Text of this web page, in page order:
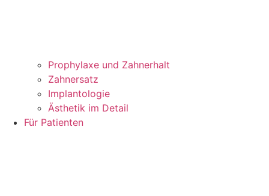
Prophylaxe und Zahnerhalt
Zahnersatz
Implantologie
Ästhetik im Detail
Für Patienten